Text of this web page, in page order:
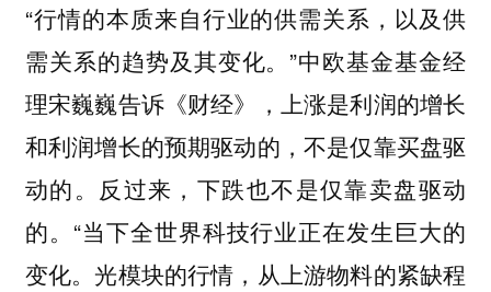
“行情的本质来自行业的供需关系，以及供
需关系的趋势及其变化。”中欧基金基金经
理宋巍巍告诉《财经》，上涨是利润的增长
和利润增长的预期驱动的，不是仅靠买盘驱
动的。反过来，下跌也不是仅靠卖盘驱动
的。“当下全世界科技行业正在发生巨大的
变化。光模块的行情，从上游物料的紧缺程